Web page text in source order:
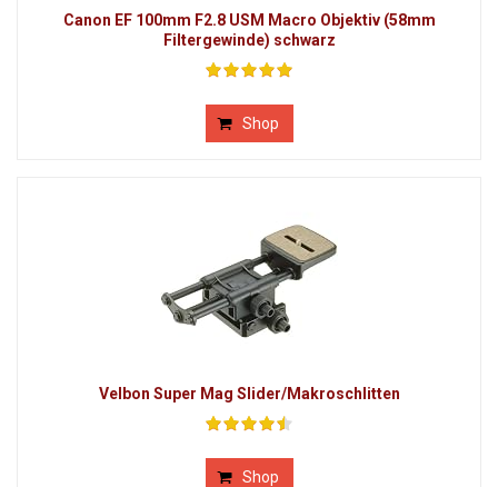
Canon EF 100mm F2.8 USM Macro Objektiv (58mm
Filtergewinde) schwarz
Shop
Velbon Super Mag Slider/Makroschlitten
Shop